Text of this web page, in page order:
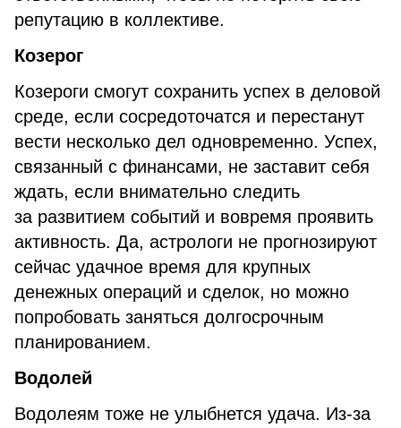
репутацию в коллективе.
Козерог
Козероги смогут сохранить успех в деловой
среде, если сосредоточатся и перестанут
вести несколько дел одновременно. Успех,
связанный с финансами, не заставит себя
ждать, если внимательно следить
за развитием событий и вовремя проявить
активность. Да, астрологи не прогнозируют
сейчас удачное время для крупных
денежных операций и сделок, но можно
попробовать заняться долгосрочным
планированием.
Водолей
Водолеям тоже не улыбнется удача. Из-за